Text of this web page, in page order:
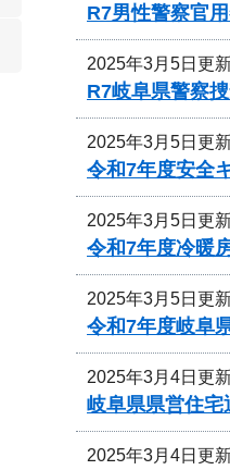
R7男性警察官
2025年3月5日更
R7岐阜県警察
2025年3月5日更
令和7年度安全
2025年3月5日更
令和7年度冷暖
2025年3月5日更
令和7年度岐阜
2025年3月4日更
岐阜県県営住
2025年3月4日更